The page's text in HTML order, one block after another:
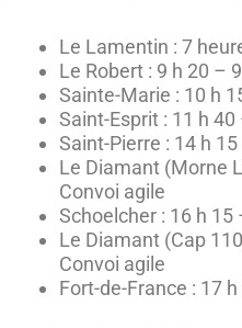
Le Lamentin : 7
Le Robert : 9 h 20 –
Sainte-Marie : 10 h
Saint-Esprit : 11 h
Saint-Pierre : 14 h
Le Diamant (Morne
Convoi agile
Schoelcher : 16 h 15
Le Diamant (Cap
Convoi agile
Fort-de-France : 17